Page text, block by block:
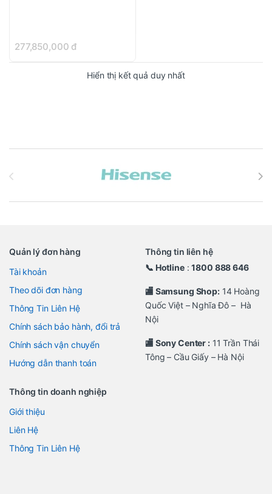
277,850,000 đ
Hiển thị kết quả duy nhất
Quản lý đơn hàng
Tài khoản
Theo dõi đơn hàng
Thông Tin Liên Hệ
Chính sách bảo hành, đổi trả
Chính sách vận chuyển
Hướng dẫn thanh toán
Thông tin liên hệ
📞 Hotline:1800 888 646
🏬 Samsung Shop:14 Hoàng
Quốc Việt – Nghĩa Đô – Hà
Nội
🏬 Sony Center :11 Trần Thái
Tông – Cầu Giấy – Hà Nội
Thông tin doanh nghiệp
Giới thiệu
Liên Hệ
Thông Tin Liên Hệ